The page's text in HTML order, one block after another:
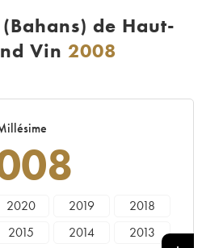
de Haut-
Vin 2008
2020 2019
2018
2015 2014
2013